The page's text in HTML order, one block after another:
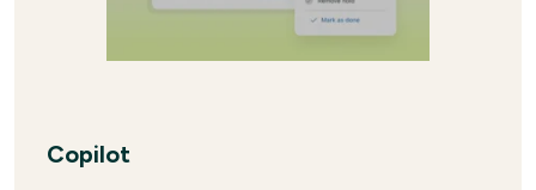
Copilot